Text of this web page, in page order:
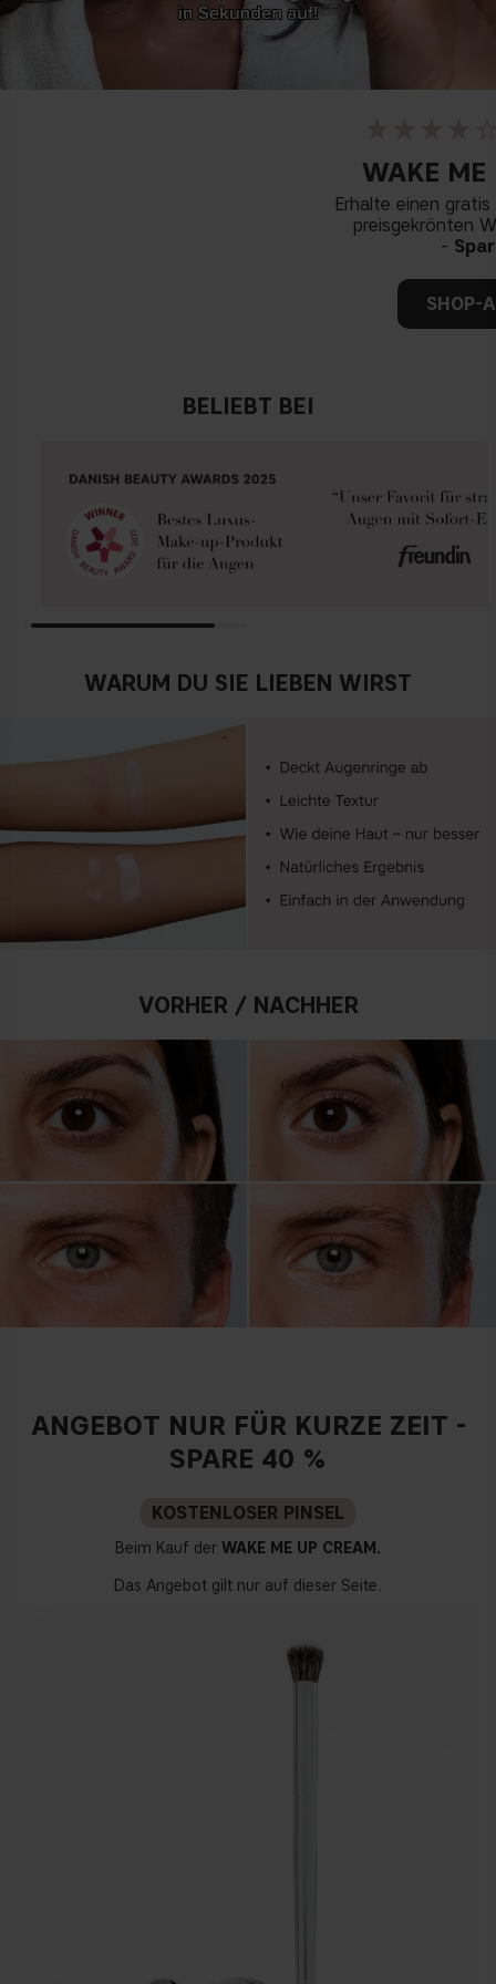
WAKE ME
Erhalte einen
preisgekrönten
-
SHOP-
BELIEBT BEI
WARUM DU SIE LIEBEN WIRST
VORHER / NACHHER
ANGEBOT NUR FÜR KURZE ZEIT -
SPARE 40 %
KOSTENLOSER PINSEL
Beim Kauf der WAKE ME UP CREAM.
Das Angebot gilt nur auf dieser Seite.